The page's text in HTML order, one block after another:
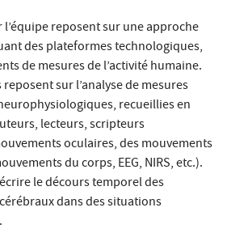
l’équipe reposent sur une approche
des plateformes technologiques,
de mesures de l’activité humaine.
sur l’analyse de mesures
recueillies en
lecteurs, scripteurs
oculaires, des mouvements
du corps, EEG, NIRS, etc.).
le décours temporel des
dans des situations